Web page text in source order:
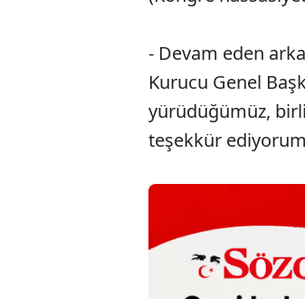
- Devam eden
Kurucu Genel
yürüdüğümüz,
teşekkür